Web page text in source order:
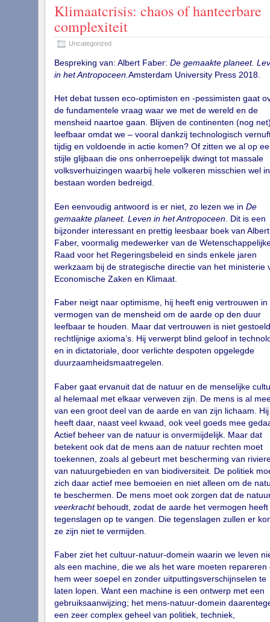
Klimaatcrisis: chaos of hanteerbare
complexiteit
Uncategorized
Bespreking van: Albert Faber: De gemaakte planeet.
in het Antropoceen. Amsterdam University Press 2018.
Het debat tussen eco-optimisten en -pessimisten gaat
de fundamentele vraag waar we met de wereld en de
mensheid naartoe gaan. Blijven de continenten (nog
leefbaar omdat we – vooral dankzij technologisch
tijdig en voldoende in actie komen? Of zitten we al op
stijle glijbaan die ons onherroepelijk dwingt tot massale
volksverhuizingen waarbij hele volkeren misschien wel
bestaan worden bedreigd.
Een eenvoudig antwoord is er niet, zo lezen we in De
gemaakte planeet. Leven in het Antropoceen. Dit is een
bijzonder interessant en prettig leesbaar boek van Albert
Faber, voormalig medewerker van de
Raad voor het Regeringsbeleid en sinds enkele jaren
werkzaam bij de strategische directie van het ministerie
Economische Zaken en Klimaat.
Faber neigt naar optimisme, hij heeft enig vertrouwen in
vermogen van de mensheid om de aarde op den duur
leefbaar te houden. Maar dat vertrouwen is niet
rechtlijnige axioma’s. Hij verwerpt blind geloof in
en in dictatoriale, door verlichte despoten opgelegde
duurzaamheidsmaatregelen.
Faber gaat ervanuit dat de natuur en de menselijke
al helemaal met elkaar verweven zijn. De mens is al
van een groot deel van de aarde en van zijn lichaam. Hij
heeft daar, naast veel kwaad, ook veel goeds mee
Actief beheer van de natuur is onvermijdelijk. Maar dat
betekent ook dat de mens aan de natuur rechten moet
toekennen, zoals al gebeurt met bescherming van
van natuurgebieden en van biodiversiteit. De politiek
zich daar actief mee bemoeien en niet alleen om de
te beschermen. De mens moet ook zorgen dat de
veerkrachtbehoudt, zodat de aarde het vermogen heeft
tegenslagen op te vangen. Die tegenslagen zullen er
ze zijn niet te vermijden.
Faber ziet het cultuur-natuur-domein waarin we leven
als een machine, die we als het ware moeten repareren
hem weer soepel en zonder uitputtingsverschijnselen te
laten lopen. Want een machine is een ontwerp met een
gebruiksaanwijzing; het mens-natuur-domein
een zeer complex geheel van politiek, techniek,